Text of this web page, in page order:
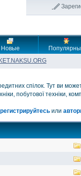
Новые
спілок. Тут ви
побутової техніки,
или